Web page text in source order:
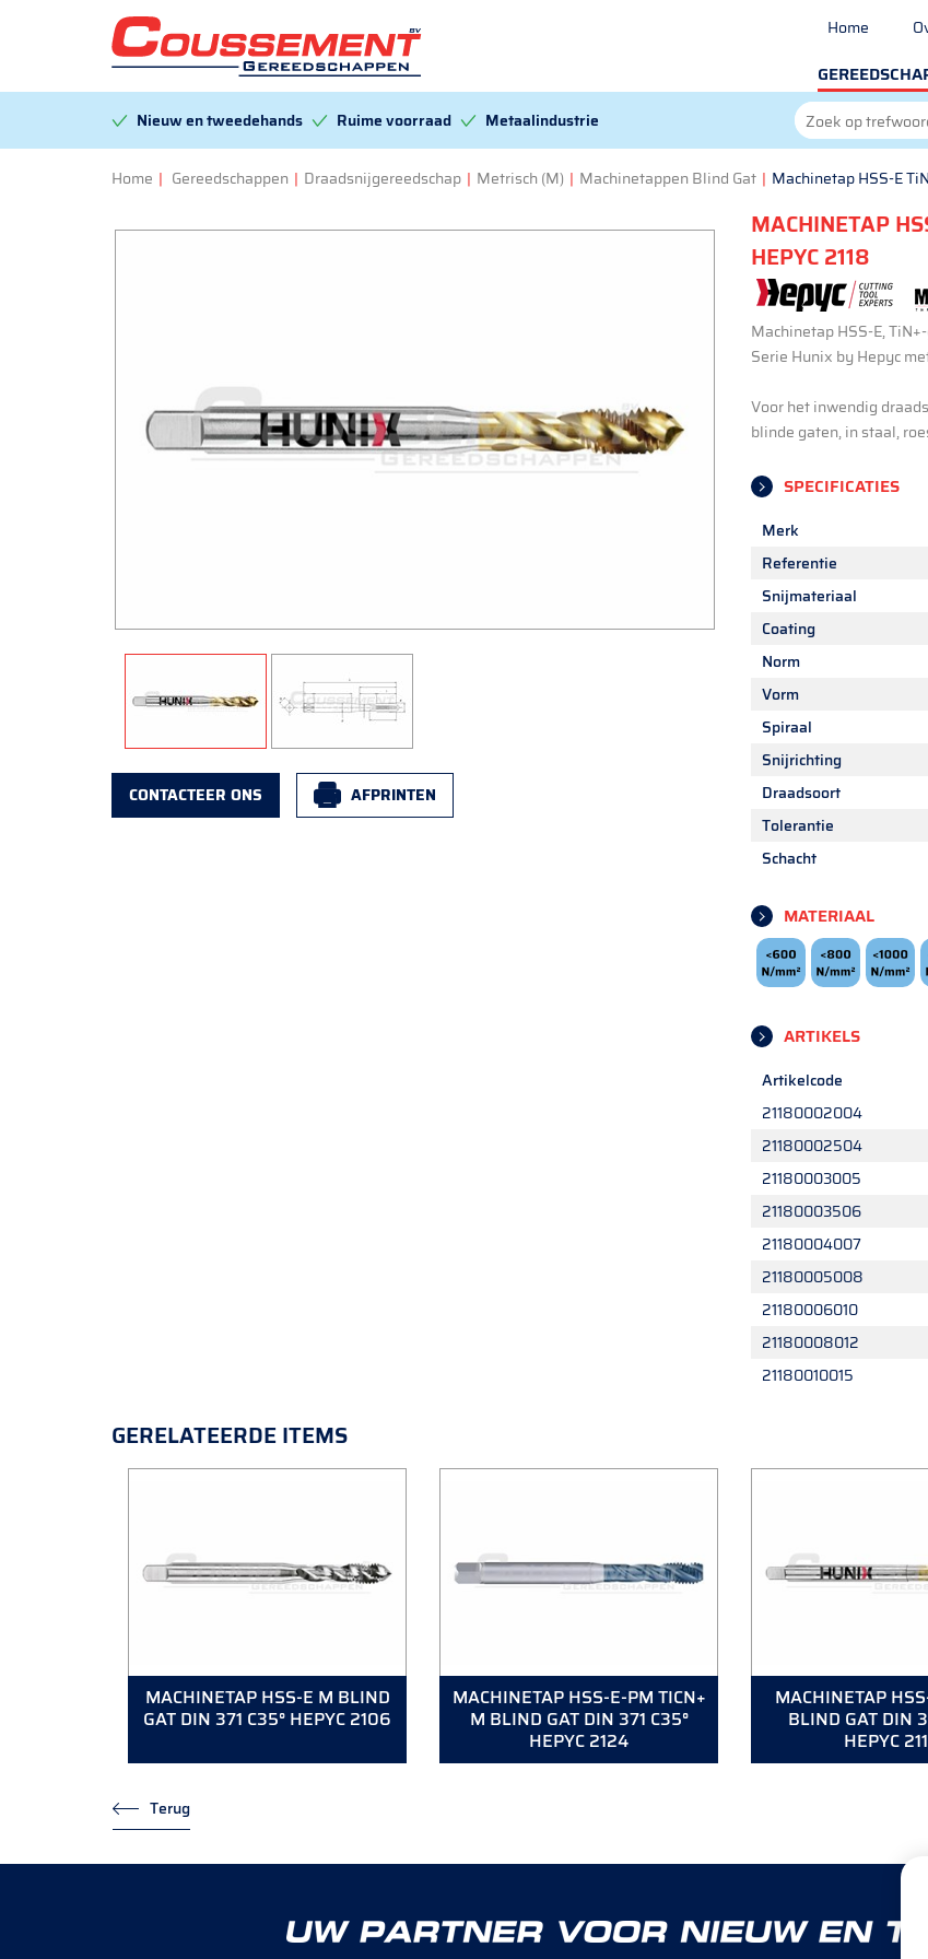
Home
Nieuw en tweedehands Ruime voorraad Metaalindustrie
Home | Gereedschappen | Draadsnijgereedschap | Metrisch (M) | Machinetappen Blind Gat | Machinetap HSS-E
CONTACTEER ONS AFPRINTEN
MACHINETAP
HEPYC 2118
Machinetap HSS-E,
Serie Hunix by Hepyc
Voor het inwendig
blinde gaten, in staal,
SPECIFICATIES
Merk
Referentie
Snijmateriaal
Coating
Norm
Vorm
Spiraal
Snijrichting
Draadsoort
Tolerantie
Schacht
MATERIAAL
ARTIKELS
Artikelcode
21180002004
21180002504
21180003005
21180003506
21180004007
21180005008
21180006010
21180008012
21180010015
GERELATEERDE ITEMS
MACHINETAP HSS-E M BLIND
GAT DIN 371 C35° HEPYC 2106
MACHINETAP HSS-E-PM TICN+
M BLIND GAT DIN 371 C35°
HEPYC 2124
MACHINETAP
BLIND GAT DIN
HEPYC
Terug